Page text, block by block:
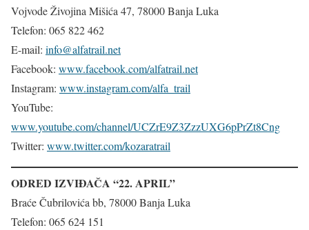
Vojvode Živojina Mišića 47, 78000 Banja Luka
Telefon: 065 822 462
E-mail: info@alfatrail.net
Facebook: www.facebook.com/alfatrail.net
Instagram: www.instagram.com/alfa_trail
YouTube:
www.youtube.com/channel/UCZrE9Z3ZzzUXG6pPrZt8Cng
Twitter: www.twitter.com/kozaratrail
ODRED IZVIĐAČA “22. APRIL”
Braće Čubrilovića bb, 78000 Banja Luka
Telefon: 065 624 151